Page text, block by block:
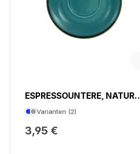
ESPRESSOUNTERE, NATURE
COLLECTION
Varianten (2)
3,95 €